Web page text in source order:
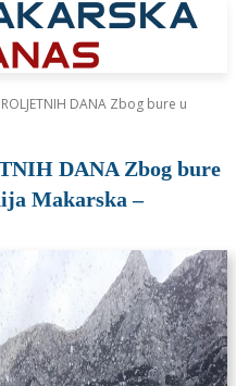
DANA Zbog bure u
DANA Zbog bure
Makarska –